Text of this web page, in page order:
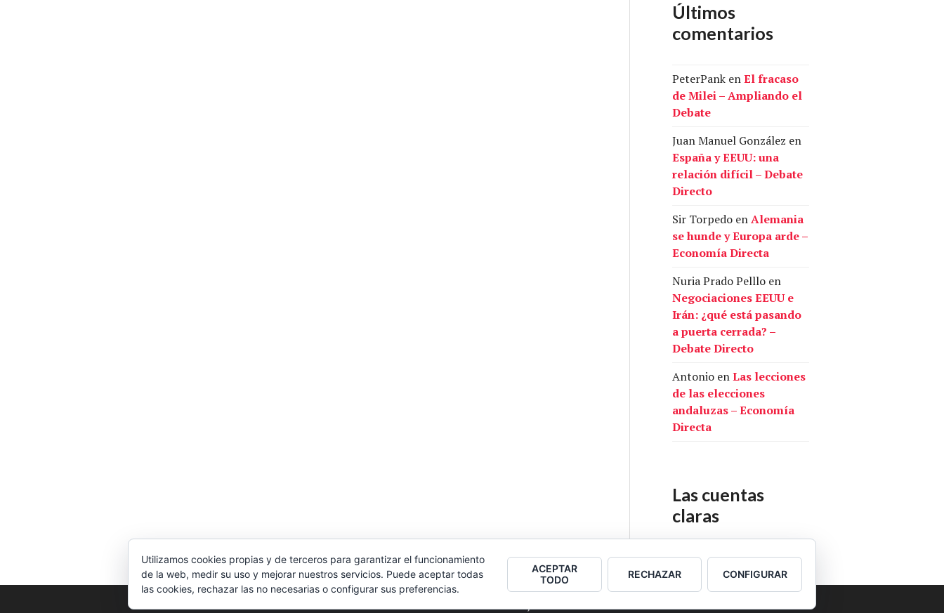
Últimos
comentarios
PeterPank enEl fracaso
de Milei – Ampliando el
Debate
Juan Manuel González en
España y EEUU: una
relación difícil – Debate
Directo
Sir Torpedo enAlemania
se hunde y Europa arde –
Economía Directa
Nuria Prado Pelllo en
Negociaciones EEUU e
Irán: ¿qué está pasando
a puerta cerrada? –
Debate Directo
Antonio enLas lecciones
de las elecciones
andaluzas – Economía
Directa
Las cuentas
claras
Nuestras cuentas
2026 Colectivo Burbuja
Utilizamos cookies propias y de terceros para garantizar el funcionamiento
de la web, medir su uso y mejorar nuestros servicios. Puede aceptar todas
las cookies, rechazar las no necesarias o configurar sus preferencias.
ACEPTAR
TODO
RECHAZAR CONFIGURAR